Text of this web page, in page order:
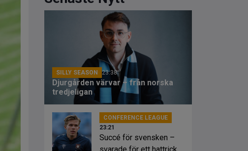
SILLY SEASON 23:38
Djurgården värvar – från norska
tredjeligan
CONFERENCE LEAGUE
23:21
Succé för svensken –